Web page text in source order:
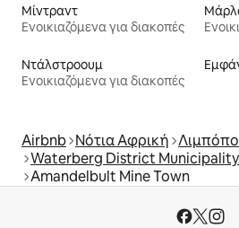
Μίντραντ
Ενοικιαζόμενα για διακοπές
Ντάλστροουμ
Ενοικιαζόμενα για διακοπές
Airbnb Νότια Αφρική Λιμπόπο
Waterberg District Municipality
Amandelbult Mine Town